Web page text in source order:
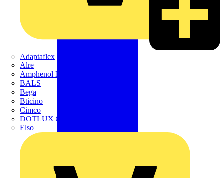
Adaptaflex
Alre
Amphenol FTG
BALS
Bega
Bticino
Cimco
DOTLUX GmbH
Elso